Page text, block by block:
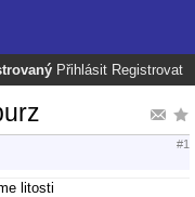
Přihlásit Registrovat
#1
litosti